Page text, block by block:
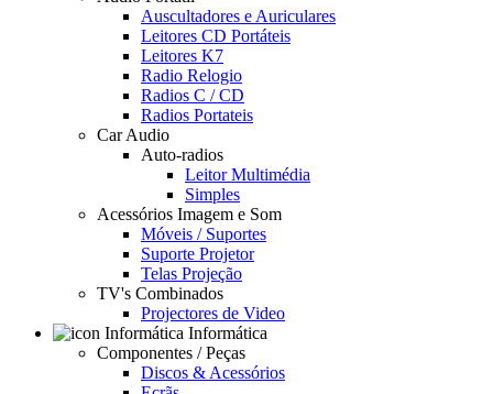
Auscultadores e Auriculares
Leitores CD Portáteis
Leitores K7
Radio Relogio
Radios C / CD
Radios Portateis
Car Audio
Auto-radios
Leitor Multimédia
Simples
Acessórios Imagem e Som
Móveis / Suportes
Suporte Projetor
Telas Projeção
TV's Combinados
Projectores de Video
Informática
Componentes / Peças
Discos & Acessórios